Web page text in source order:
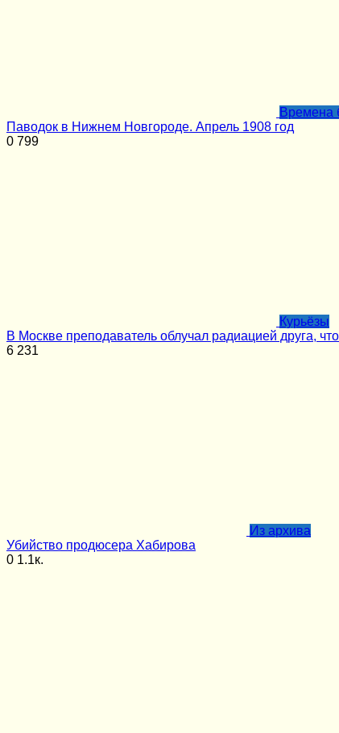
Времена
Паводок в Нижнем Новгороде. Апрель 1908 год
0 799
Курьёзы
В Москве преподаватель облучал радиацией друга,
6 231
Из архива
Убийство продюсера Хабирова
0 1.1к.